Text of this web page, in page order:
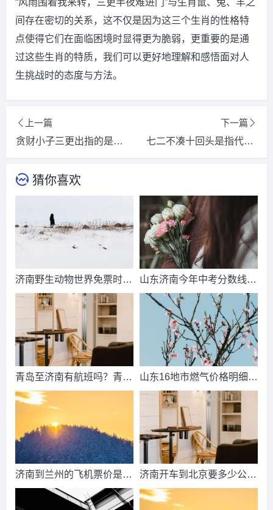
“风雨围着我来转，三更半夜难进门”与生肖鼠、兔、羊之
间存在密切的关系，这不仅是因为这三个生肖的性格特
点使得它们在面临困境时显得更为脆弱，更重要的是通
过这些生肖的特质，我们可以更好地理解和感悟面对人
生挑战时的态度与方法。
上一篇
贪财小子三更出指的是什么生肖，猜一词语释义解释落实
下一篇
七二不凑十回头是指代表什么生肖，精选词语释义解释落实
猜你喜欢
济南野生动物世界免票时
间？济南动物王国票价？
山东济南今年中考分数线出
来了吗？济南中考总分多
青岛至济南有航班吗？青岛
到济南的高铁票多钱？
山东16地市燃气价格明细？
2021山东天然气费收费标
济南到兰州的飞机票价是多
少？济南到兰州飞机要多
济南开车到北京要多少公
里、时间、过路费、油钱？